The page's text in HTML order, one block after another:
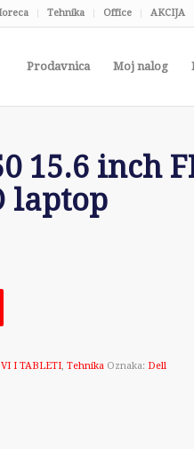
Tehnika Office AKCIJA
Prodavnica Moj nalog
15.6 inch
laptop
I TABLETI, Tehnika Oznaka: Dell